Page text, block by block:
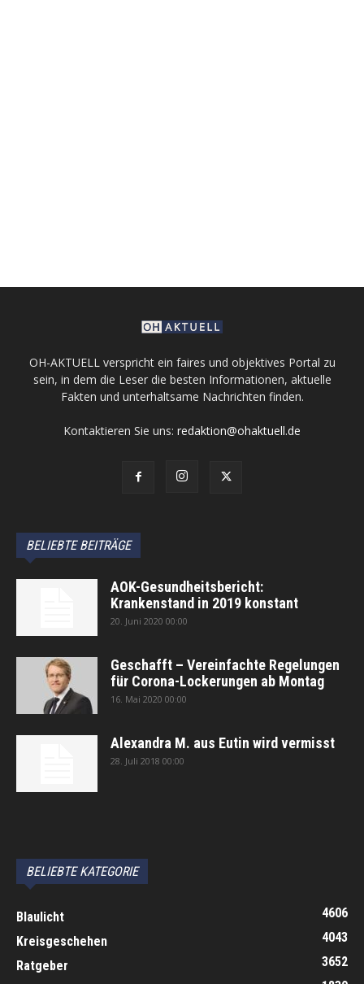
OH-AKTUELL verspricht ein faires und objektives Portal zu
sein, in dem die Leser die besten Informationen, aktuelle
Fakten und unterhaltsame Nachrichten finden.
Kontaktieren Sie uns: redaktion@ohaktuell.de
BELIEBTE BEITRÄGE
AOK-Gesundheitsbericht:
Krankenstand in 2019 konstant
20. Juni 2020 00:00
Geschafft – Vereinfachte Regelungen
für Corona-Lockerungen ab Montag
16. Mai 2020 00:00
Alexandra M. aus Eutin wird vermisst
28. Juli 2018 00:00
BELIEBTE KATEGORIE
Blaulicht
4606
Kreisgeschehen
4043
Ratgeber
3652